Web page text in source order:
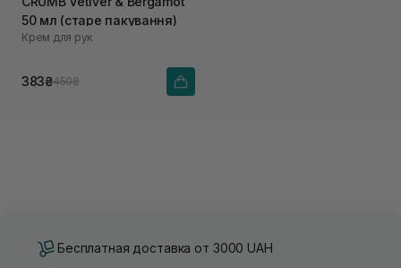
50 мл (старе пакування)
Крем для рук
383₴450₴
Бесплатная доставка от 3000 UAH